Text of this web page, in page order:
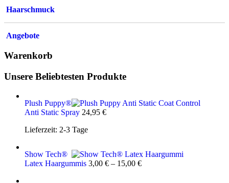
Haarschmuck
Angebote
Warenkorb
Unsere Beliebtesten Produkte
Plush Puppy®
Anti Static Spray 24,95 €
Lieferzeit: 2-3 Tage
Show Tech®
Latex Haargummis 3,00 € – 15,00 €